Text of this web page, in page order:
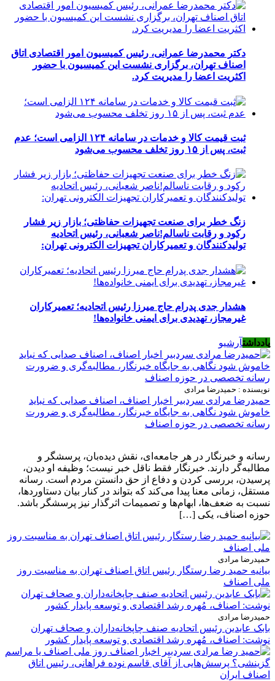
دکتر محمدرضا عمرانی، رئیس کمیسیون امور اقتصادی اتاق
اصناف تهران، برگزاری نشست این کمیسیون با حضور
اکثریت اعضا را مدیریت کرد.
ثبت قیمت کالا و خدمات در سامانه ۱۲۴ الزامی است؛ عدم
ثبت، پس از ۱۵ روز تخلف محسوب می‌شود
زنگ خطر برای صنعت تجهیزات حفاظتی؛ بازار زیر فشار
رکود و رقابت ناسالم!ناصر شعبانی، رئیس اتحادیه
تولیدکنندگان و تعمیرکاران تجهیزات الکترونی تهران:
هشدار جدی پدرام حاج میرزا رئیس اتحادیه؛ تعمیرکاران
غیرمجاز، تهدیدی برای ایمنی خانواده‌ها!
یادداشتآرشیو
نویسنده : حمیدرضا مرادی
حمیدرضا مرادی سردبیر اخبار اصناف، اصناف صدایی که نباید
خاموش شود نگاهی به جایگاه خبرنگار، مطالبه‌گری و ضرورت
رسانه تخصصی در حوزه اصناف
رسانه و خبرنگار در هر جامعه‌ای، نقش دیده‌بان، پرسشگر و
مطالبه‌گر دارند. خبرنگار فقط ناقل خبر نیست؛ وظیفه او دیدن،
پرسیدن، بررسی کردن و دفاع از حق دانستن مردم است. رسانه
مستقل، زمانی معنا پیدا می‌کند که بتواند در کنار بیان دستاوردها،
نسبت به ضعف‌ها، ابهام‌ها و تصمیمات اثرگذار نیز پرسشگر باشد.
حوزه اصناف، یکی […]
حمیدرضا مرادی
بیانیه حمید رضا رستگار رئیس اتاق اصناف تهران به مناسبت روز
ملی اصناف
حمیدرضا مرادی
بابک عابدین رئیس اتحادیه صنف چاپخانه‌داران و صحاف تهران
نوشت: اصناف، مُهره رشد اقتصادی و توسعه پایدار کشور